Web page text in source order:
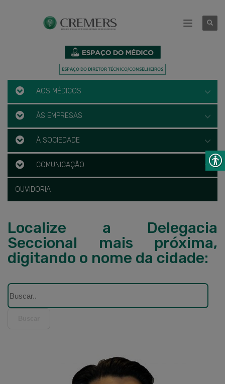
AOS MÉDICOS
ÀS EMPRESAS
À SOCIEDADE
COMUNICAÇÃO
OUVIDORIA
Localize a Delegacia
Seccional mais próxima,
digitando o nome da cidade: